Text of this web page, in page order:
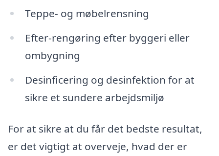
Teppe- og møbelrensning
Efter-rengøring efter byggeri eller
ombygning
Desinficering og desinfektion for at
sikre et sundere arbejdsmiljø
For at sikre at du får det bedste resultat,
er det vigtigt at overveje, hvad der er